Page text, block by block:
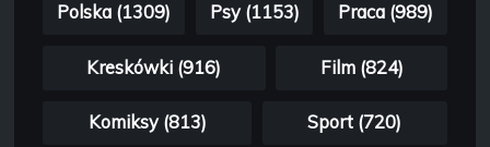
Polska (1309) Psy (1153) Praca (989)
Kreskówki (916) Film (824)
Komiksy (813) Sport (720)